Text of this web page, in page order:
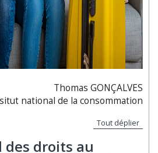
Thomas GONÇALVES
national de la consommation
Tout déplier
des droits au